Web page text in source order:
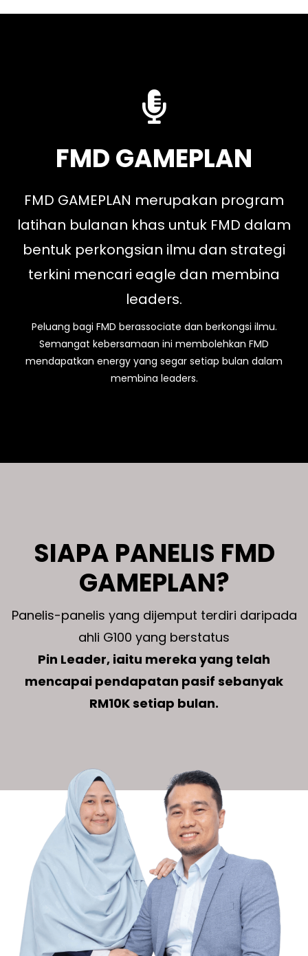
FMD GAMEPLAN
FMD GAMEPLAN merupakan program
latihan bulanan khas untuk FMD dalam
bentuk perkongsian ilmu dan strategi
terkini mencari eagle dan membina
leaders.
Peluang bagi FMD berassociate dan berkongsi ilmu.
Semangat kebersamaan ini membolehkan FMD
mendapatkan energy yang segar setiap bulan dalam
membina leaders.
SIAPA PANELIS FMD
GAMEPLAN?
Panelis-panelis yang dijemput terdiri daripada
ahli G100 yang berstatus
Pin Leader, iaitu mereka yang telah
mencapai pendapatan pasif sebanyak
RM10K setiap bulan.